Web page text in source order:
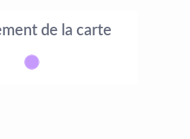
de la carte